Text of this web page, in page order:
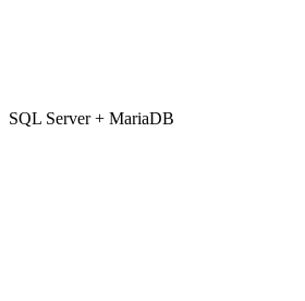
SQL Server + MariaDB